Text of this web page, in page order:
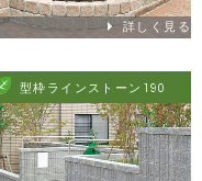
詳しく見る
型枠ラインストーン190